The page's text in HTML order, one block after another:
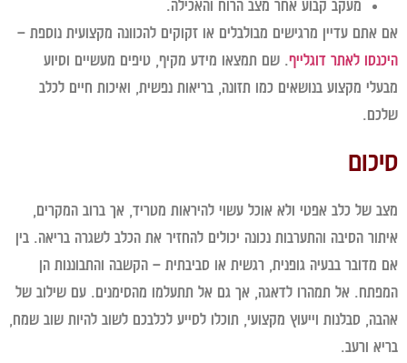
מעקב קבוע אחר מצב הרוח והאכילה.
עדיין מרגישים מבולבלים או זקוקים להכוונה מקצועית נוספת –
לאתר דוגלייף. שם תמצאו מידע מקיף, טיפים מעשיים וסיוע
מקצוע בנושאים כמו תזונה, בריאות נפשית, ואיכות חיים לכלב
של כלב אפטי ולא אוכל עשוי להיראות מטריד, אך ברוב המקרים,
הסיבה והתערבות נכונה יכולים להחזיר את הכלב לשגרה בריאה. בין
בבעיה גופנית, רגשית או סביבתית – הקשבה והתבוננות הן
אל תמהרו לדאגה, אך גם אל תתעלמו מהסימנים. עם שילוב של
סבלנות וייעוץ מקצועי, תוכלו לסייע לכלבכם לשוב להיות שוב שמח,
ורעב.